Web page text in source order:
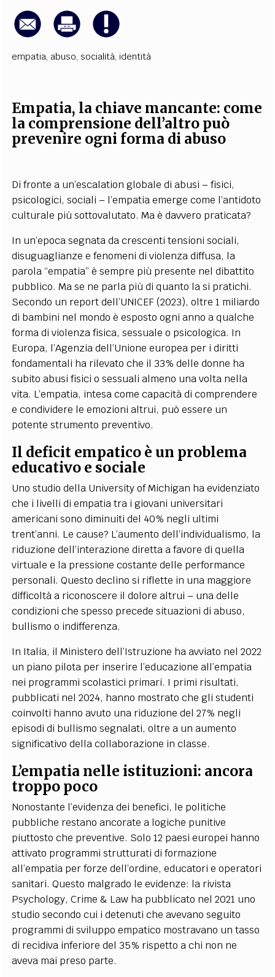
empatia, abuso,socialità, identità
Empatia, la chiave mancante: come
la comprensione dell’altro può
prevenire ogni forma di abuso
Di fronte a un’escalation globale di abusi – fisici,
psicologici, sociali – l’empatia emerge come l’antidoto
culturale più sottovalutato. Ma è davvero praticata?
In un’epoca segnata da crescenti tensioni sociali,
disuguaglianze e fenomeni di violenza diffusa, la
parola “empatia” è sempre più presente nel dibattito
pubblico. Ma se ne parla più di quanto la si pratichi.
Secondo un report dell’UNICEF (2023), oltre 1 miliardo
di bambini nel mondo è esposto ogni anno a qualche
forma di violenza fisica, sessuale o psicologica. In
Europa, l’Agenzia dell’Unione europea per i diritti
fondamentali ha rilevato che il 33% delle donne ha
subito abusi fisici o sessuali almeno una volta nella
vita. L’empatia, intesa come capacità di comprendere
e condividere le emozioni altrui, può essere un
potente strumento preventivo.
Il deficit empatico è un problema
educativo e sociale
Uno studio della University of Michigan ha evidenziato
che i livelli di empatia tra i giovani universitari
americani sono diminuiti del 40% negli ultimi
trent’anni. Le cause? L’aumento dell’individualismo, la
riduzione dell’interazione diretta a favore di quella
virtuale e la pressione costante delle performance
personali. Questo declino si riflette in una maggiore
difficoltà a riconoscere il dolore altrui – una delle
condizioni che spesso precede situazioni di abuso,
bullismo o indifferenza.
In Italia, il Ministero dell’Istruzione ha avviato nel 2022
un piano pilota per inserire l’educazione all’empatia
nei programmi scolastici primari. I primi risultati,
pubblicati nel 2024, hanno mostrato che gli studenti
coinvolti hanno avuto una riduzione del 27% negli
episodi di bullismo segnalati, oltre a un aumento
significativo della collaborazione in classe.
L’empatia nelle istituzioni: ancora
troppo poco
Nonostante l’evidenza dei benefici, le politiche
pubbliche restano ancorate a logiche punitive
piuttosto che preventive. Solo 12 paesi europei hanno
attivato programmi strutturati di formazione
all’empatia per forze dell’ordine, educatori e operatori
sanitari. Questo malgrado le evidenze: la rivista
Psychology, Crime & Law ha pubblicato nel 2021 uno
studio secondo cui i detenuti che avevano seguito
programmi di sviluppo empatico mostravano un tasso
di recidiva inferiore del 35% rispetto a chi non ne
aveva mai preso parte.